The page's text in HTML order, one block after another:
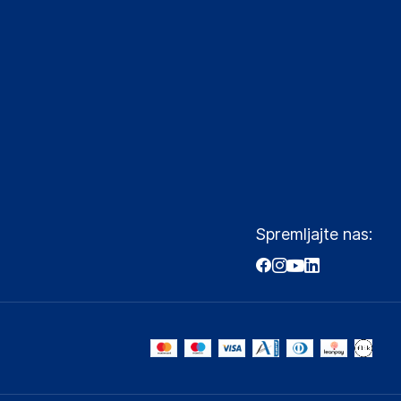
Spremljajte nas: